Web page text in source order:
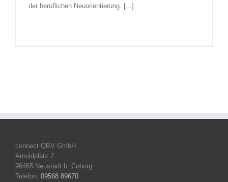
der beruflichen Neuorientierung. [...]
connect QBV GmbH
Arnoldplatz 2
96465 Neustadt b. Coburg
Telefon: 09568 89670